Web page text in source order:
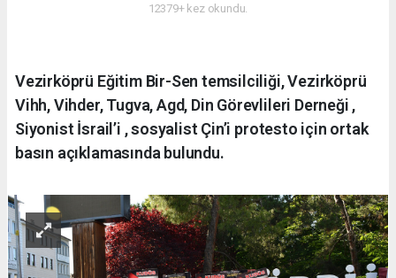
12379+ kez okundu.
Vezirköprü Eğitim Bir-Sen temsilciliği, Vezirköprü
Vihh, Vihder, Tugva, Agd, Din Görevlileri Derneği ,
Siyonist İsrail’i , sosyalist Çin’i protesto için ortak
basın açıklamasında bulundu.